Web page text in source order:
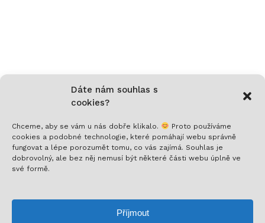
Dáte nám souhlas s
cookies?
Chceme, aby se vám u nás dobře klikalo.
Proto používáme
cookies a podobné technologie, které pomáhají webu správně
fungovat a lépe porozumět tomu, co vás zajímá. Souhlas je
dobrovolný, ale bez něj nemusí být některé části webu úplně ve
své formě.
Příjmout
Přihlaš se k odběru a nenech si ujít novinky,